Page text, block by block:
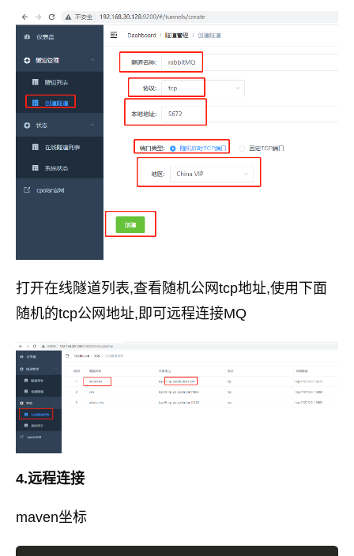
打开在线隧道列表,查看随机公网tcp地址,使用下面
随机的tcp公网地址,即可远程连接MQ
4.远程连接
maven坐标